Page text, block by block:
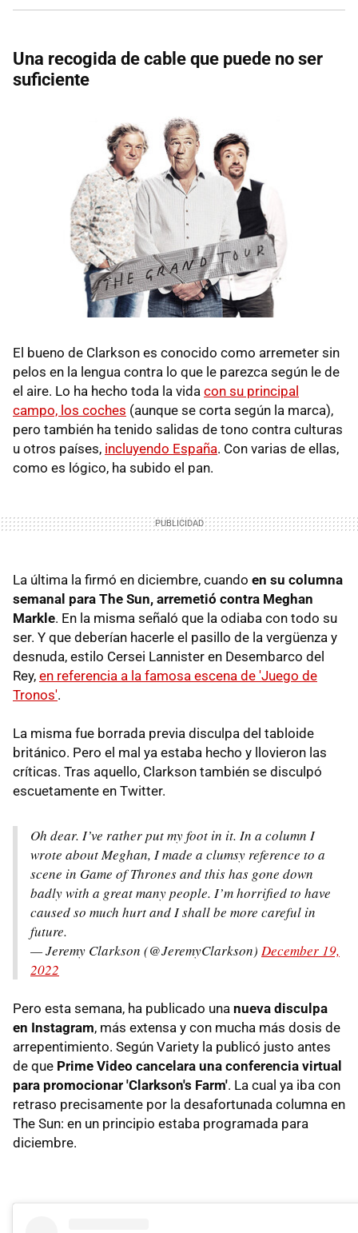
Una recogida de cable que puede no ser
suficiente
El bueno de Clarkson es conocido como arremeter sin
pelos en la lengua contra lo que le parezca según le de
el aire. Lo ha hecho toda la vida con su principal
campo, los coches (aunque se corta según la marca),
pero también ha tenido salidas de tono contra culturas
u otros países, incluyendo España. Con varias de ellas,
como es lógico, ha subido el pan.
La última la firmó en diciembre, cuando en su columna
semanal para The Sun, arremetió contra Meghan
Markle. En la misma señaló que la odiaba con todo su
ser. Y que deberían hacerle el pasillo de la vergüenza y
desnuda, estilo Cersei Lannister en Desembarco del
Rey, en referencia a la famosa escena de 'Juego de
Tronos'.
La misma fue borrada previa disculpa del tabloide
británico. Pero el mal ya estaba hecho y llovieron las
críticas. Tras aquello, Clarkson también se disculpó
escuetamente en Twitter.
Oh dear. I’ve rather put my foot in it. In a column I
wrote about Meghan, I made a clumsy reference to a
scene in Game of Thrones and this has gone down
badly with a great many people. I’m horrified to have
caused so much hurt and I shall be more careful in
future.
— Jeremy Clarkson (@JeremyClarkson) December 19,
2022
Pero esta semana, ha publicado una nueva disculpa
en Instagram, más extensa y con mucha más dosis de
arrepentimiento. Según Variety la publicó justo antes
de que Prime Video cancelara una conferencia virtual
para promocionar 'Clarkson's Farm'. La cual ya iba con
retraso precisamente por la desafortunada columna en
The Sun: en un principio estaba programada para
diciembre.